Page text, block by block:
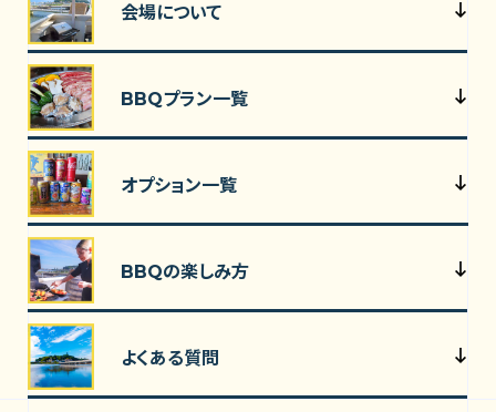
会場について
BBQプラン一覧
オプション一覧
BBQの楽しみ方
よくある質問